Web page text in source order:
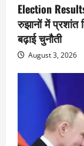
Election
रुझानों में
बढ़ाई चुनौती
August 3, 2026